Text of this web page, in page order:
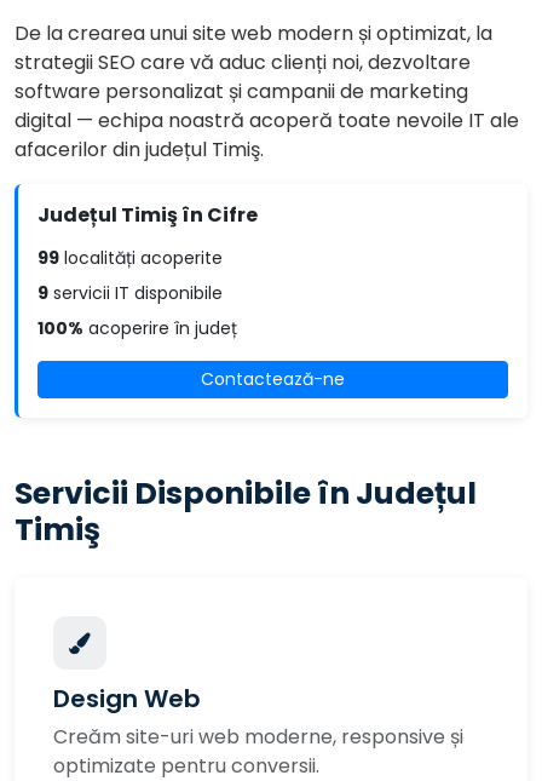
De la crearea unui site web modern și optimizat, la
strategii SEO care vă aduc clienți noi, dezvoltare
software personalizat și campanii de marketing
digital — echipa noastră acoperă toate nevoile IT ale
afacerilor din județul Timiş.
Județul Timiş în Cifre
99 localități acoperite
9 servicii IT disponibile
100% acoperire în județ
Contactează-ne
Servicii Disponibile în Județul
Timiş
Design Web
Creăm site-uri web moderne, responsive și
optimizate pentru conversii.